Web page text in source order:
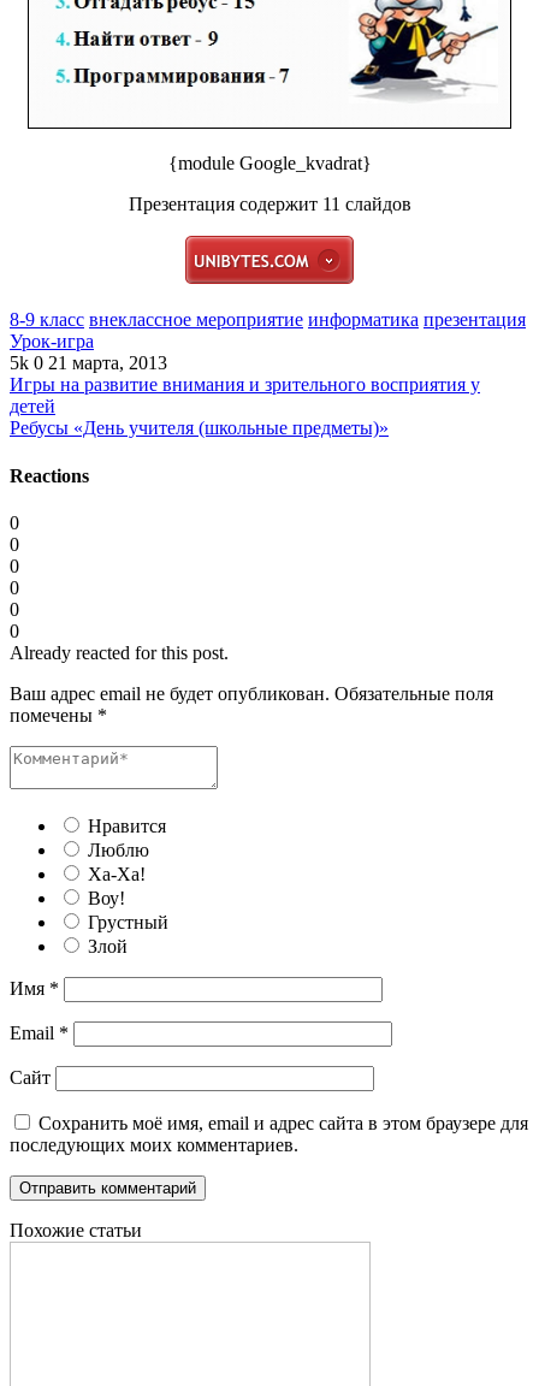
{module Google_kvadrat}
Презентация содержит 11 слайдов
8-9 класс внеклассное мероприятие информатика презентация
Урок-игра
5k 0 21 марта, 2013
Игры на развитие внимания и зрительного восприятия у
детей
Ребусы «День учителя (школьные предметы)»
Reactions
0
0
0
0
0
0
Already reacted for this post.
Ваш адрес email не будет опубликован. Обязательные поля
помечены *
Нравится
Люблю
Ха-Ха!
Воу!
Грустный
Злой
Имя *
Email *
Сайт
Сохранить моё имя, email и адрес сайта в этом браузере для
последующих моих комментариев.
Похожие статьи